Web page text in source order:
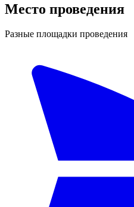
Место проведения
Разные площадки проведения